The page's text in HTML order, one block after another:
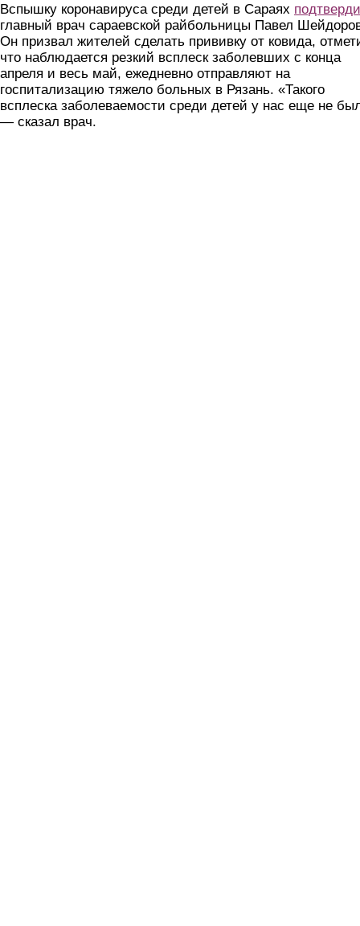
Вспышку коронавируса среди детей в Сараях
главный врач сараевской райбольницы Павел
Он призвал жителей сделать прививку от ковида,
что наблюдается резкий всплеск заболевших с конца
апреля и весь май, ежедневно отправляют на
госпитализацию тяжело больных в Рязань. «Такого
всплеска заболеваемости среди детей у нас еще не
— сказал врач.